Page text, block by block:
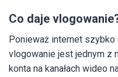
Co daje
Ponieważ internet
vlogowanie jest jednym z
konta na kanałach wideo